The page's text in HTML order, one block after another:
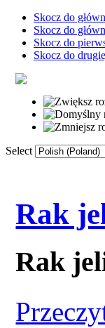
Skocz do
Skocz do
Skocz do
Skocz do
Select
Rak
Rak